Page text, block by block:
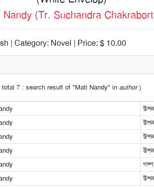
Nandy (Tr. Suchandra
| Category: Novel | Price: $ 10.00
total 7 : search result of "Mati Nandy" in author)
গল্প